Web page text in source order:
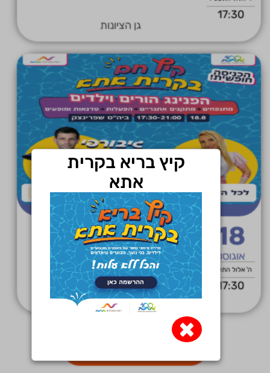
17:30
גן הציונות
18
אוגוסט
ה' אלול התשפ"ו
17:30
קיץ חם-בית ספר שפרינצק
בית ספר פינסקר
קיץ בריא בקרית
אתא
×